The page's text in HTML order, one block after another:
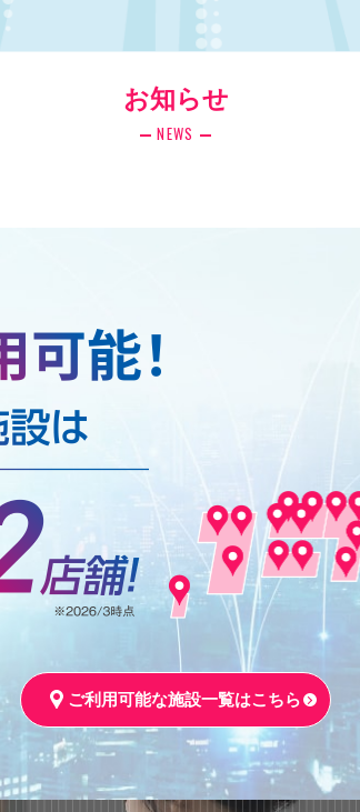
お知らせ
NEWS
ご利用可能な施設一覧はこちら